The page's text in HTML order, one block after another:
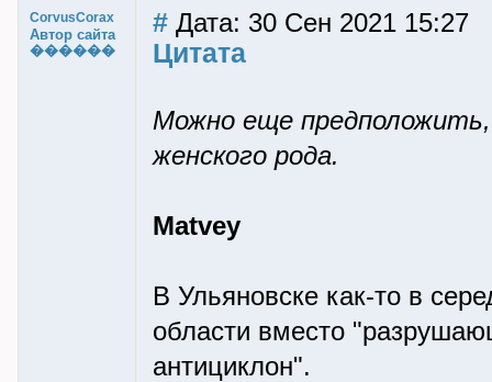
CorvusCorax
Автор сайта
������
# Дата: 30 Сен 2021 15:27
Цитата
Можно еще предположить,
женского рода.
Matvey
В Ульяновске как-то в
области вместо
антициклон".